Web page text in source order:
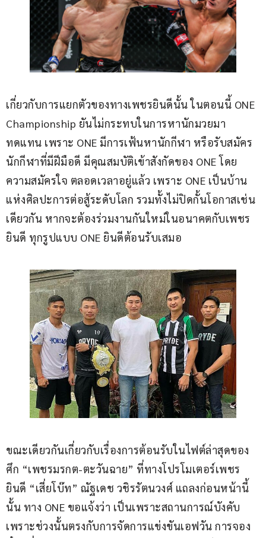
เกี่ยวกับการแยกตัวของทางเพชรยินดีนั้น ในตอนนี้ ONE
Championship ยันไม่กระทบในการหานักมวยมา
ทดแทน เพราะ ONE มีการเฟ้นหานักกีฬา หรือรับสมัคร
นักกีฬาที่มีฝีมือดี มีคุณสมบัติเข้าสังกัดของ ONE โดย
ความสมัครใจ ตลอดเวลาอยู่แล้ว เพราะ ONE เป็นบ้าน
แห่งศิลปะการต่อสู้ระดับโลก รวมทั้งไม่ปิดกั้นโอกาสเช่น
เดียวกัน หากจะต้องร่วมงานกันใหม่ในอนาคตกับเพชร
ยินดี ทุกรูปแบบ ONE ยินดีต้อนรับเสมอ
ขณะเดียวกันเกี่ยวกับเรื่องการต้อนรับในไฟต์ล่าสุดของ
ศึก “เพชรมรกต-ตะวันฉาย” ที่ทางโปรโมเตอร์เพชร
ยินดี “เสี่ยโบ๊ท” ณัฐเดช วชิรรัตนวงศ์ แถลงก่อนหน้านี้
นั้น ทาง ONE ขอแจ้งว่า เป็นเพราะสถานการณ์บังคับ
เพราะช่วงนั้นตรงกับการจัดการแข่งขันเอฟวัน การจอง